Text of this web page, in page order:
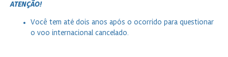
ATENÇÃO!
Você tem até dois anos após o ocorrido para questionar
o voo internacional cancelado.